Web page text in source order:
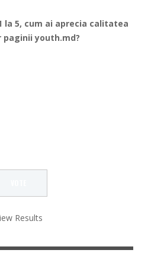
la 5, cum ai aprecia calitatea
youth.md?
Results